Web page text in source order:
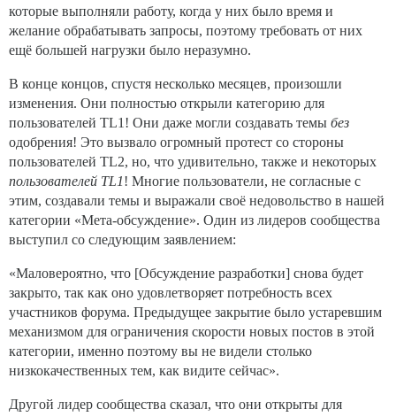
которые выполняли работу, когда у них было время и
желание обрабатывать запросы, поэтому требовать от них
ещё большей нагрузки было неразумно.
В конце концов, спустя несколько месяцев, произошли
изменения. Они полностью открыли категорию для
пользователей TL1! Они даже могли создавать темы без
одобрения! Это вызвало огромный протест со стороны
пользователей TL2, но, что удивительно, также и некоторых
пользователей TL1! Многие пользователи, не согласные с
этим, создавали темы и выражали своё недовольство в нашей
категории «Мета-обсуждение». Один из лидеров сообщества
выступил со следующим заявлением:
«Маловероятно, что [Обсуждение разработки] снова будет
закрыто, так как оно удовлетворяет потребность всех
участников форума. Предыдущее закрытие было устаревшим
механизмом для ограничения скорости новых постов в этой
категории, именно поэтому вы не видели столько
низкокачественных тем, как видите сейчас».
Другой лидер сообщества сказал, что они открыты для